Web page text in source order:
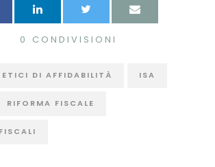
0 CONDIVISIONI
DI AFFIDABILITÀ ISA
RIFORMA FISCALE